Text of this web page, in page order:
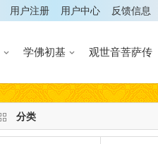
用户注册 用户中心 反馈信息
学佛初基 观世音菩萨传
分类